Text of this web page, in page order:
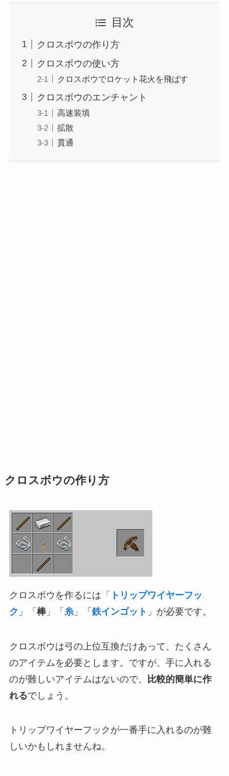
目次
クロスボウの作り方
クロスボウの使い方
クロスボウでロケット花火を飛ばす
クロスボウのエンチャント
高速装填
拡散
貫通
クロスボウの作り方
クロスボウを作るには「 トリップワイヤーフッ
ク 」「 棒」「 糸」「 鉄インゴット 」が必要です。
クロスボウは弓の上位互換だけあって、たくさん
のアイテムを必要とします。ですが、手に入れる
のが難しいアイテムはないので、
比較的簡単に作
れるでしょう。
トリップワイヤーフックが一番手に入れるのが難
しいかもしれませんね。